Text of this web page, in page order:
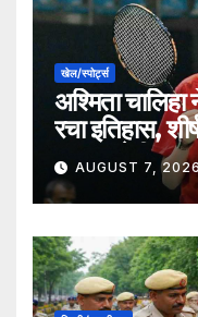
खेल/स्पोर्ट्स
अश्मिता
रचा इतिहास,
हराकर
AUGUST 7,